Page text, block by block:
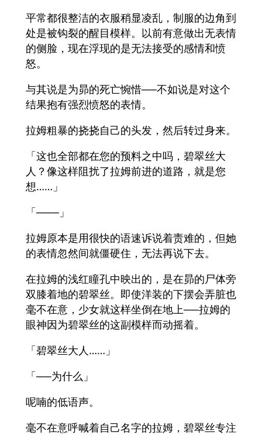
平常都很整洁的衣服稍显凌乱，制服的边角到
处是被钩裂的醒目模样。以前有意做出无表情
的侧脸，现在浮现的是无法接受的感情和愤
怒。
与其说是为昴的死亡惋惜──不如说是对这个
结果抱有强烈愤怒的表情。
拉姆粗暴的挠挠自己的头发，然后转过身来。
「这也全部都在您的预料之中吗，碧翠丝大
人？像这样阻扰了拉姆前进的道路，就是您
想……」
「───」
拉姆原本是用很快的语速诉说着责难的，但她
的表情忽然间就僵硬住，无法再说下去。
在拉姆的浅红瞳孔中映出的，是在昴的尸体旁
双膝着地的碧翠丝。即使洋装的下摆会弄脏也
毫不在意，少女就这样坐倒在地上──拉姆的
眼神因为碧翠丝的这副模样而动摇着。
「碧翠丝大人……」
「──为什么」
呢喃的低语声。
毫不在意呼喊着自己名字的拉姆，碧翠丝专注